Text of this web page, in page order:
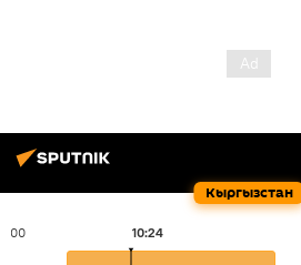
Кыргызстан
10:24